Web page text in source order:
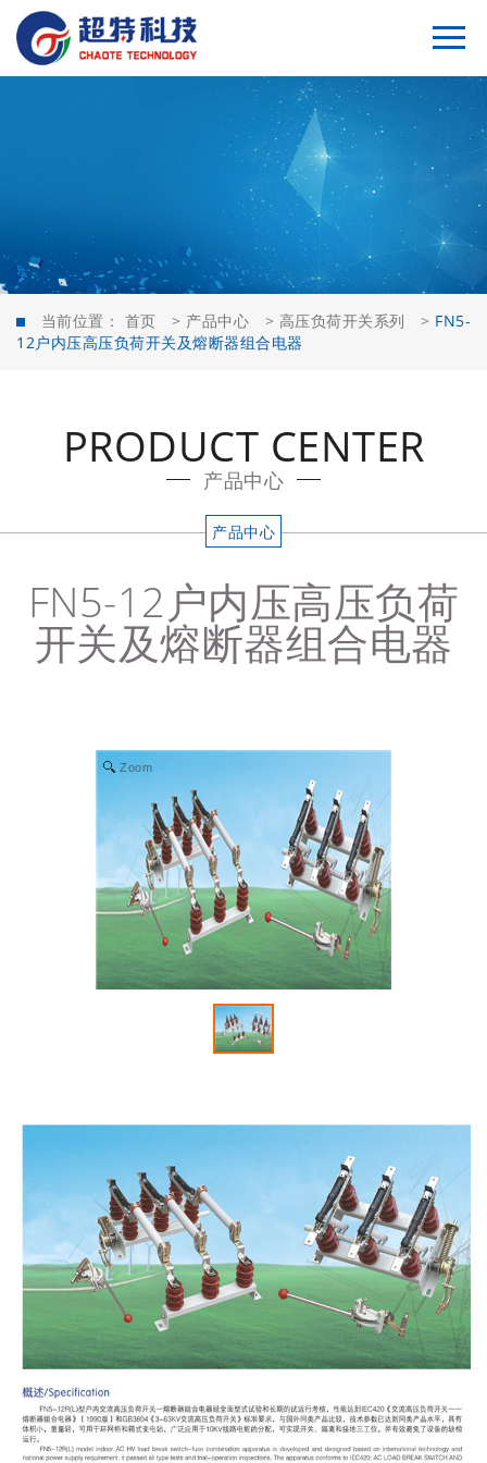
当前位置： 首页 > 产品中心 > 高压负荷开关系列 > FN5-
12户内压高压负荷开关及熔断器组合电器
PRODUCT CENTER
产品中心
产品中心
FN5-12户内压高压负荷
开关及熔断器组合电器
Zoom